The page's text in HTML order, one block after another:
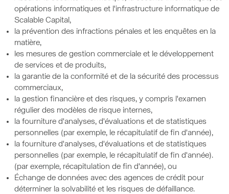
opérations informatiques et l'infrastructure informatique de
Scalable Capital,
la prévention des infractions pénales et les enquêtes en la
matière,
les mesures de gestion commerciale et le développement
de services et de produits,
la garantie de la conformité et de la sécurité des processus
commerciaux,
la gestion financière et des risques, y compris l'examen
régulier des modèles de risque internes,
la fourniture d'analyses, d'évaluations et de statistiques
personnelles (par exemple, le récapitulatif de fin d'année),
la fourniture d'analyses, d'évaluations et de statistiques
personnelles (par exemple, le récapitulatif de fin d'année).
(par exemple, récapitulation de fin d'année), ou
Échange de données avec des agences de crédit pour
déterminer la solvabilité et les risques de défaillance.